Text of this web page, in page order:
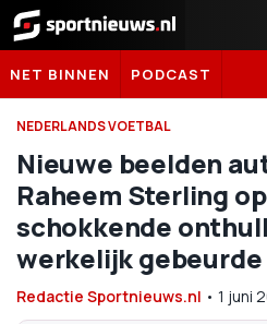
Sportnieuws.nl
NET BINNEN PODCAST
NEDERLANDS VOETBAL
Nieuwe beelden
Raheem Sterling
schokkende
werkelijk gebeurde
Redactie Sportnieuws.nl • 1 juni